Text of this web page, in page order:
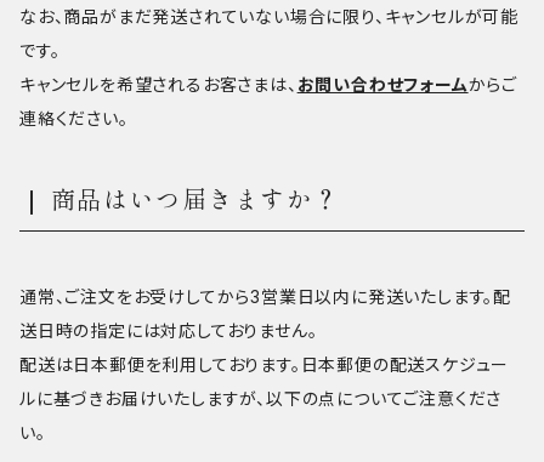
なお、商品がまだ発送されていない場合に限り、キャンセルが可能
です。
キャンセルを希望されるお客さまは、 お問い合わせフォームからご
連絡ください。
商品はいつ届きますか？
通常、ご注文をお受けしてから3営業日以内に発送いたします。配
送日時の指定には対応しておりません。
配送は日本郵便を利用しております。日本郵便の配送スケジュー
ルに基づきお届けいたしますが、以下の点についてご注意くださ
い。